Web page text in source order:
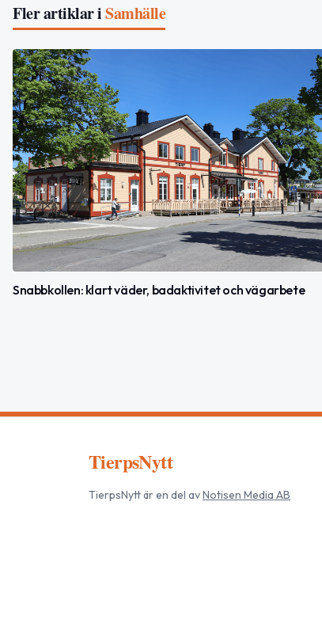
Fler artiklar iSamhälle
Snabbkollen: klart väder, badaktivitet och vägarbete
TierpsNytt
TierpsNyttär en del avNotisen Media AB